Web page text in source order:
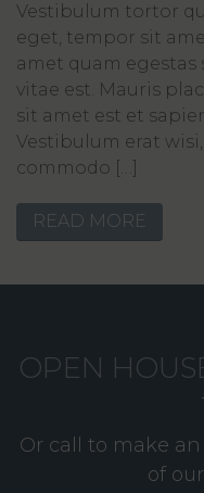
Vestibulum tortor
eget, tempor sit
amet quam egestas
vitae est. Mauris
sit amet est et
Vestibulum erat
commodo […]
READ MORE
OPEN
Or call to make
of